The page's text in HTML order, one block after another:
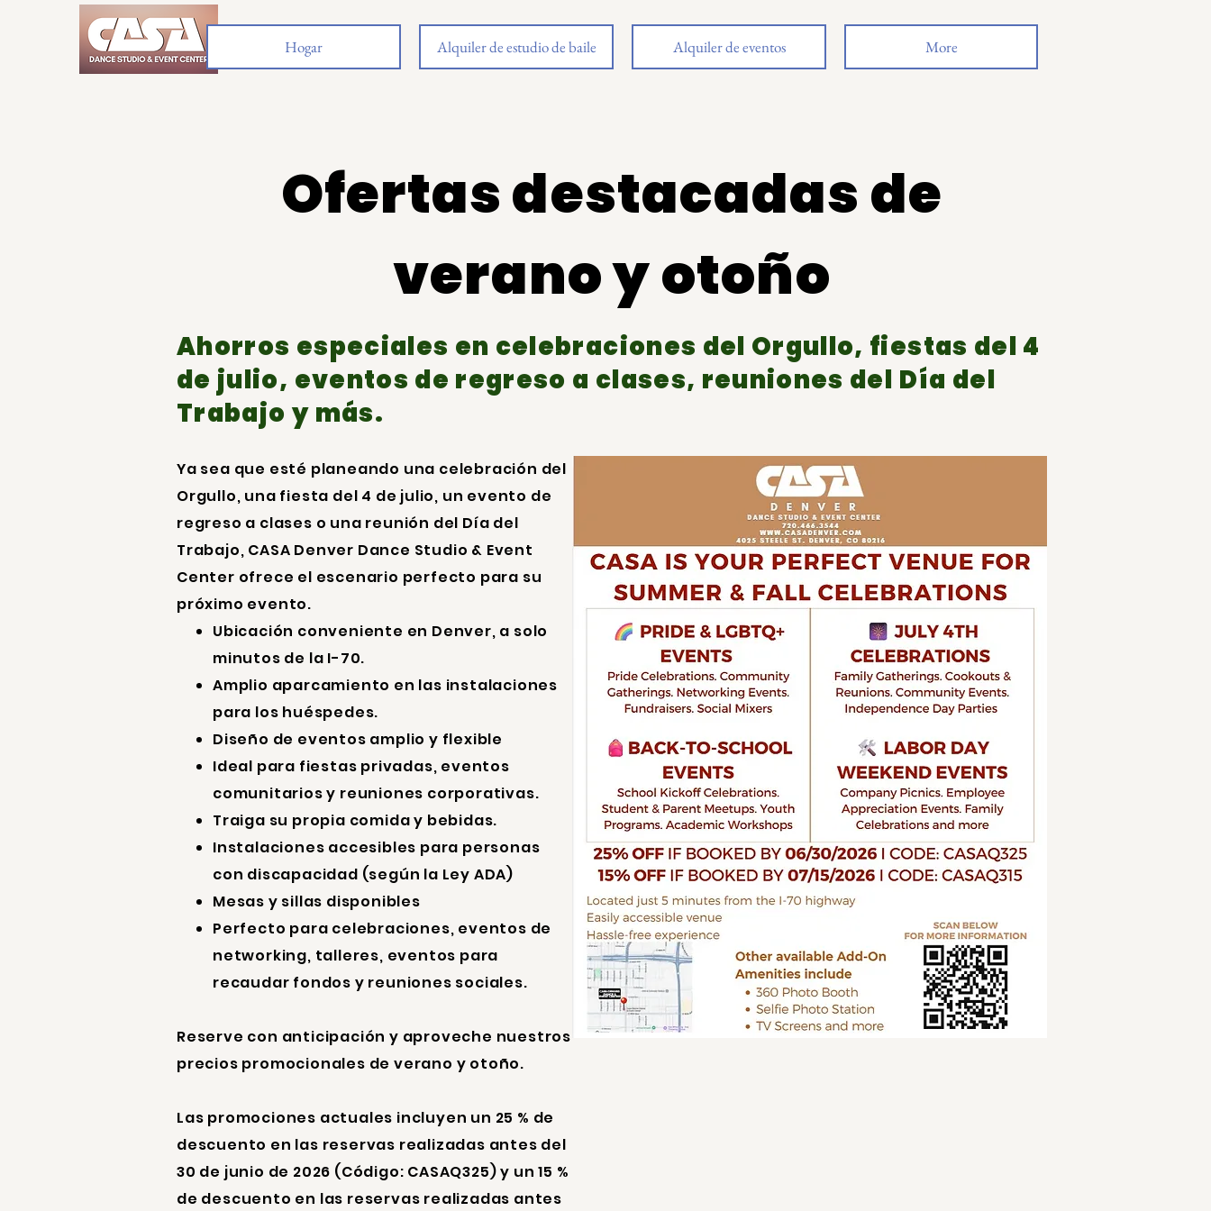
Hogar Alquiler de estudio de baile Alquiler de eventos More
Ofertas destacadas de
verano y otoño
Ahorros especiales en celebraciones del Orgullo, fiestas del 4
de julio, eventos de regreso a clases, reuniones del Día del
Trabajo y más.
Ya sea que esté planeando una celebración del
Orgullo, una fiesta del 4 de julio, un evento de
regreso a clases o una reunión del Día del
Trabajo, CASA Denver Dance Studio & Event
Center ofrece el escenario perfecto para su
próximo evento.
Ubicación conveniente en Denver, a solo
minutos de la I-70.
Amplio aparcamiento en las instalaciones
para los huéspedes.
Diseño de eventos amplio y flexible
Ideal para fiestas privadas, eventos
comunitarios y reuniones corporativas.
Traiga su propia comida y bebidas.
Instalaciones accesibles para personas
con discapacidad (según la Ley ADA)
Mesas y sillas disponibles
Perfecto para celebraciones, eventos de
networking, talleres, eventos para
recaudar fondos y reuniones sociales.
Reserve con anticipación y aproveche nuestros
precios promocionales de verano y otoño.
Las promociones actuales incluyen un 25 % de
descuento en las reservas realizadas antes del
30 de junio de 2026 (Código: CASAQ325) y un 15 %
de descuento en las reservas realizadas antes